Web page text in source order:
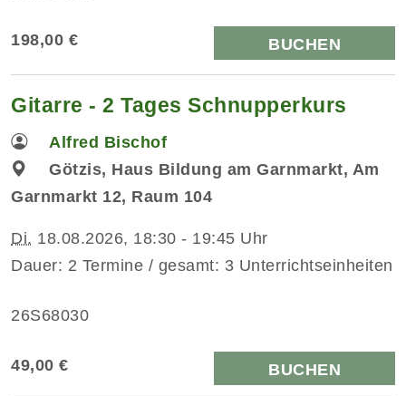
198,00 € BUCHEN
Gitarre - 2 Tages Schnupperkurs
Alfred Bischof
Götzis, Haus Bildung am Garnmarkt, Am
Garnmarkt 12, Raum 104
Di. 18.08.2026, 18:30 - 19:45 Uhr
Dauer: 2 Termine / gesamt: 3 Unterrichtseinheiten
26S68030
49,00 € BUCHEN